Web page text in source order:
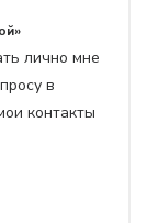
лично мне
в
контакты